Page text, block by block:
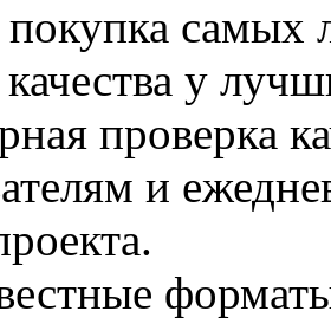
покупка
у
проверка
и